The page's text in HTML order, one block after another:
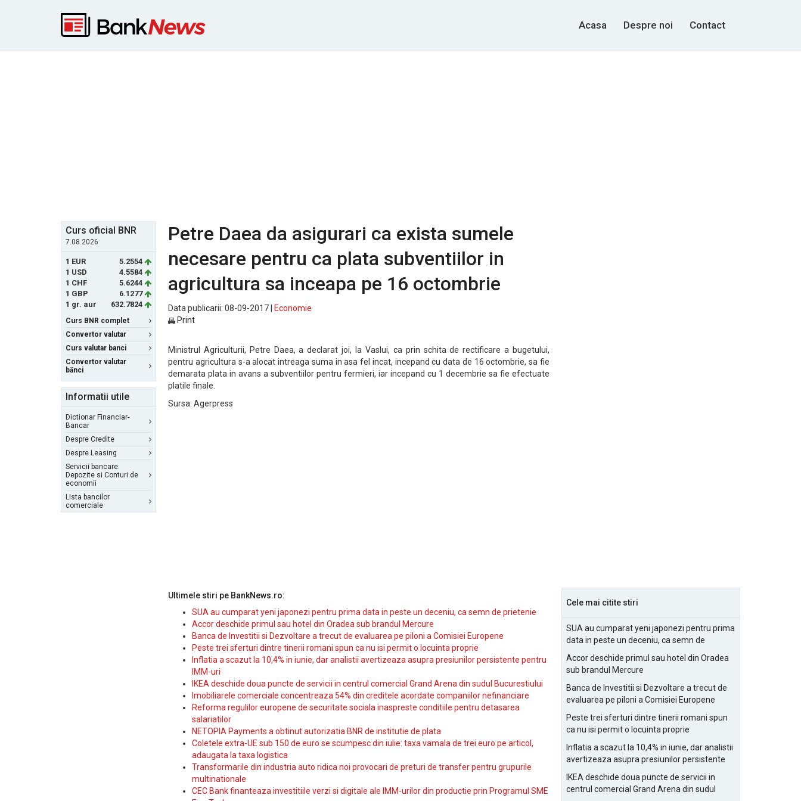
Acasa Despre noi Contact
Curs oficial BNR
7.08.2026
1 EUR
5.2554
1 USD
4.5584
1 CHF
5.6244
1 GBP
6.1277
1 gr. aur
632.7824
Curs BNR complet
Convertor valutar
Curs valutar banci
Convertor valutar
bănci
Informatii utile
Dictionar Financiar-
Bancar
Despre Credite
Despre Leasing
Servicii bancare:
Depozite si Conturi de
economii
Lista bancilor
comerciale
Petre Daea da asigurari ca exista sumele
necesare pentru ca plata subventiilor in
agricultura sa inceapa pe 16 octombrie
Data publicarii: 08-09-2017 |
Economie
Print
Ministrul Agriculturii, Petre Daea, a declarat joi, la Vaslui, ca prin schita de rectificare a bugetului,
pentru agricultura s-a alocat intreaga suma in asa fel incat, incepand cu data de 16 octombrie, sa fie
demarata plata in avans a subventiilor pentru fermieri, iar incepand cu 1 decembrie sa fie efectuate
platile finale.
Sursa: Agerpress
Ultimele stiri pe BankNews.ro:
SUA au cumparat yeni japonezi pentru prima data in peste un deceniu, ca semn de prietenie
Accor deschide primul sau hotel din Oradea sub brandul Mercure
Banca de Investitii si Dezvoltare a trecut de evaluarea pe piloni a Comisiei Europene
Peste trei sferturi dintre tinerii romani spun ca nu isi permit o locuinta proprie
Inflatia a scazut la 10,4% in iunie, dar analistii avertizeaza asupra presiunilor persistente pentru
IMM-uri
IKEA deschide doua puncte de servicii in centrul comercial Grand Arena din sudul Bucurestiului
Imobiliarele comerciale concentreaza 54% din creditele acordate companiilor nefinanciare
Reforma regulilor europene de securitate sociala inaspreste conditiile pentru detasarea
salariatilor
NETOPIA Payments a obtinut autorizatia BNR de institutie de plata
Coletele extra-UE sub 150 de euro se scumpesc din iulie: taxa vamala de trei euro pe articol,
adaugata la taxa logistica
Transformarile din industria auto ridica noi provocari de preturi de transfer pentru grupurile
multinationale
CEC Bank finanteaza investitiile verzi si digitale ale IMM-urilor din productie prin Programul SME
Cele mai citite stiri
SUA au cumparat yeni japonezi pentru prima
data in peste un deceniu, ca semn de
Accor deschide primul sau hotel din Oradea
sub brandul Mercure
Banca de Investitii si Dezvoltare a trecut de
evaluarea pe piloni a Comisiei Europene
Peste trei sferturi dintre tinerii romani spun
ca nu isi permit o locuinta proprie
Inflatia a scazut la 10,4% in iunie, dar analistii
avertizeaza asupra presiunilor persistente
IKEA deschide doua puncte de servicii in
centrul comercial Grand Arena din sudul